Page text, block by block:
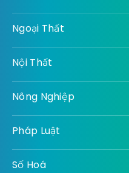
Ngoại Thất
Nội Thất
Nông Nghiệp
Pháp Luật
Số Hoá